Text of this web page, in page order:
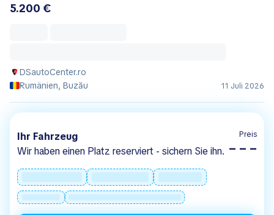
5.200 €
DSautoCenter.ro
Rumänien, Buzău
11 Juli 2026
Ihr Fahrzeug
Wir haben einen Platz reserviert - sichern Sie ihn.
Preis
– – –